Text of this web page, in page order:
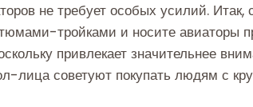
не требует особых усилий. Итак,
тройками и носите авиаторы
привлекает значительнее
лица советуют покупать людям с